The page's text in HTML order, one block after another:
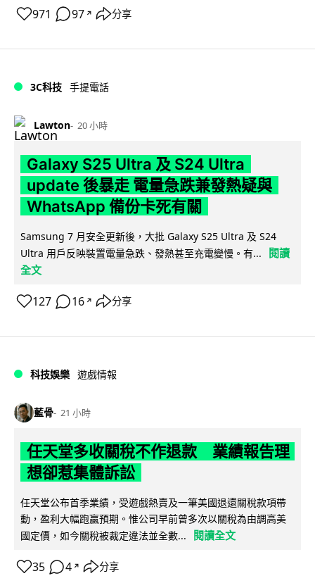
971 97 ↗ 分享
3C科技 手提電話
Lawton 20 小時
Galaxy S25 Ultra 及 S24 Ultra
update 後暴走 電量急跌兼發熱疑與
WhatsApp 備份卡死有關
Samsung 7 月安全更新後，大批 Galaxy S25 Ultra 及 S24
Ultra 用戶反映裝置電量急跌、發熱甚至充電變慢。有...
閱讀
全文
127 16 ↗ 分享
科技娛樂 遊戲情報
藍骨 21 小時
任天堂多收關稅不作退款 業績報告理
想卻惹集體訴訟
任天堂公布首季業績，受遊戲熱賣及一筆美國退還關稅款項帶
動，盈利大幅跑贏預期。惟公司早前曾多次以關稅為由調高美
國定價，如今關稅被裁定違法並全數...
閱讀全文
35 4 ↗ 分享